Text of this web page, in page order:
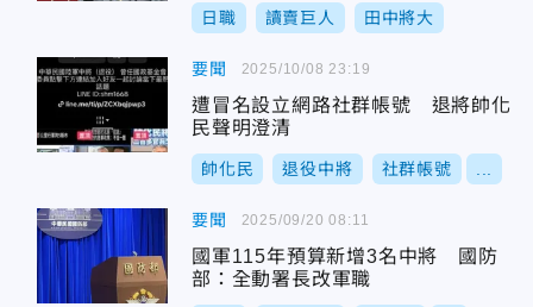
日職 讀賣巨人 田中將大
要聞
遭冒名設立網路社群帳號 退將帥化
民聲明澄清
帥化民 退役中將 社群帳號
2025/10/08 23:19
要聞
國軍115年預算新增3名中將 國防
部：全動署長改軍職
2025/09/20 08:11